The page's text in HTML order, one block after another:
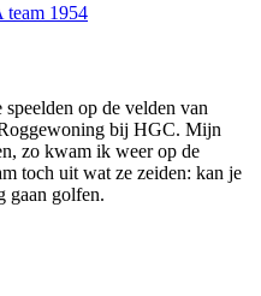
1954
op de velden van
bij HGC. Mijn
zo kwam ik weer op de
toch uit wat ze zeiden: kan je
gaan golfen.